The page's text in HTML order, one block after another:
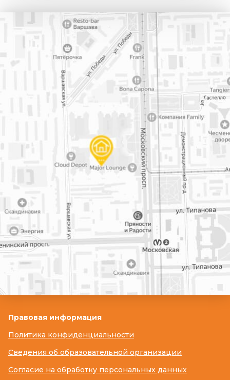
Правовая информация
Политика конфиденциальности
Сведения об образовательной организации
Согласие на обработку персональных данных